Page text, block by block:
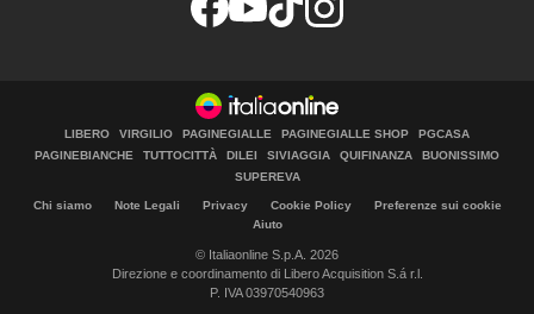
LIBERO VIRGILIO PAGINEGIALLE PAGINEGIALLE SHOP
PGCASA
PAGINEBIANCHE
TUTTOCITTÀ DILEI SIVIAGGIA QUIFINANZA
BUONISSIMO
SUPEREVA
Chi siamo Note Legali Privacy Cookie Policy
Preferenze sui cookie
Aiuto
© Italiaonline S.p.A. 2026
Direzione e coordinamento di Libero Acquisition S.á r.l.
P. IVA 03970540963